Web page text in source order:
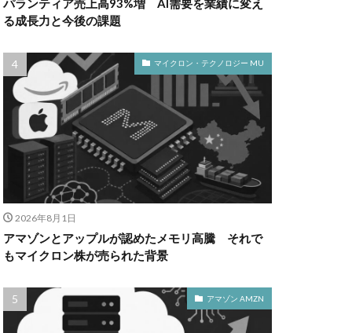
パランティア売上高93%増 AI需要を業績に変え
る成長力と今後の課題
マイクロン・テクノロジー MU
2026年8月1日
アマゾンとアップルが認めたメモリ高騰 それで
もマイクロン株が売られた背景
アマゾン AMZN